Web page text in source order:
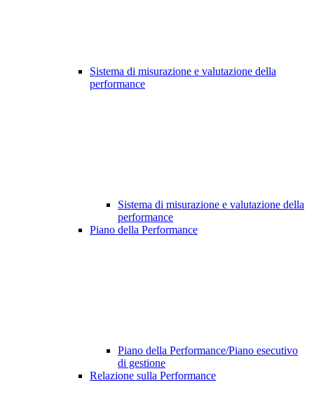
Sistema di misurazione e valutazione della
performance
Sistema di misurazione e valutazione della
performance
Piano della Performance
Piano della Performance/Piano esecutivo
di gestione
Relazione sulla Performance